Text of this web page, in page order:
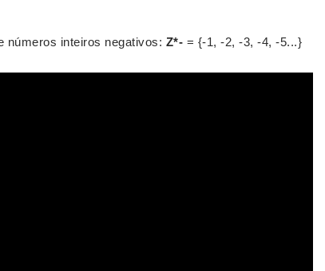
números inteiros negativos: Z*- = {-1, -2, -3, -4, -5...}